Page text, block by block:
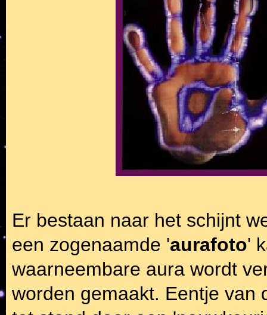
Er bestaan naar het schijnt
een zogenaamde 'aurafoto'
waarneembare aura wordt
worden gemaakt. Eentje van